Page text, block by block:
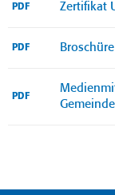
PDF Zertifikat
PDF
PDF
Gemeinde